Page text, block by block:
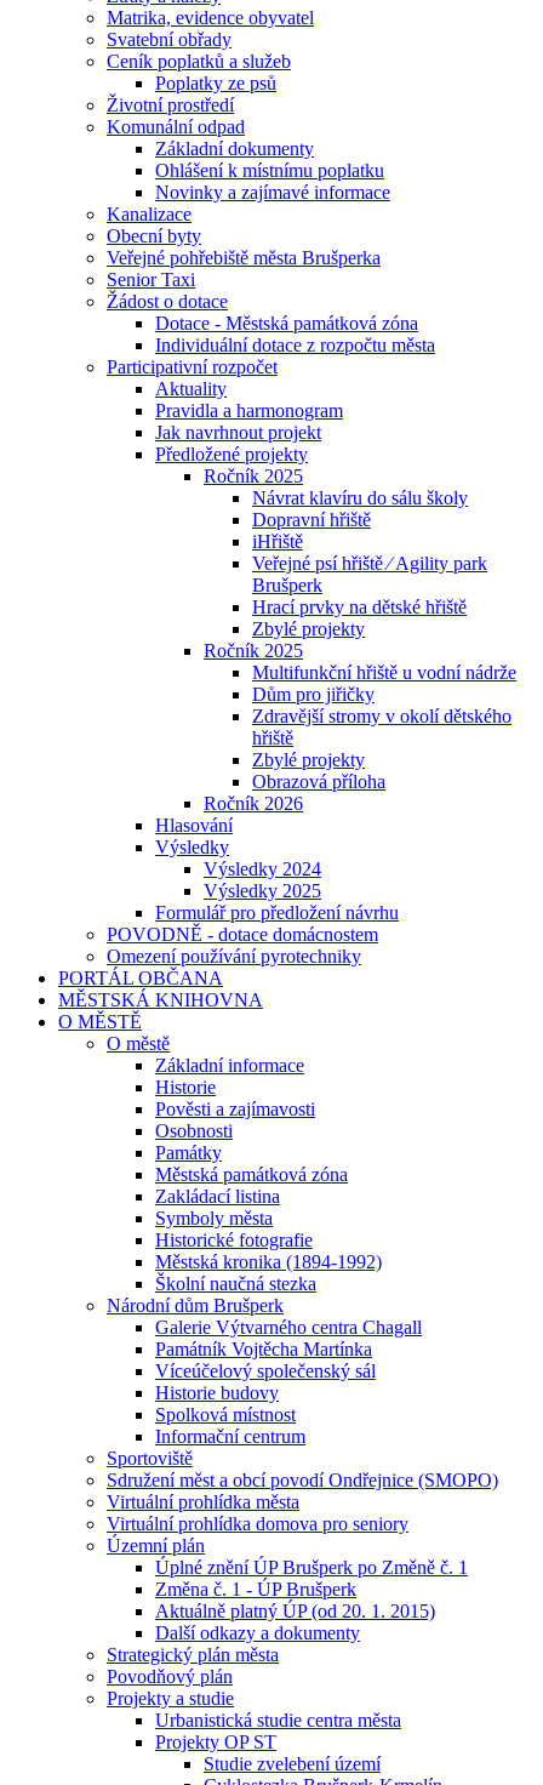
Matrika, evidence obyvatel
Svatební obřady
Ceník poplatků a služeb
Poplatky ze psů
Životní prostředí
Komunální odpad
Základní dokumenty
Ohlášení k místnímu poplatku
Novinky a zajímavé informace
Kanalizace
Obecní byty
Veřejné pohřebiště města Brušperka
Senior Taxi
Žádost o dotace
Dotace - Městská památková zóna
Individuální dotace z rozpočtu města
Participativní rozpočet
Aktuality
Pravidla a harmonogram
Jak navrhnout projekt
Předložené projekty
Ročník 2025
Návrat klavíru do sálu školy
Dopravní hřiště
iHřiště
Veřejné psí hřiště ⁄ Agility park
Brušperk
Hrací prvky na dětské hřiště
Zbylé projekty
Ročník 2025
Multifunkční hřiště u vodní nádrže
Dům pro jiřičky
Zdravější stromy v okolí dětského
hřiště
Zbylé projekty
Obrazová příloha
Ročník 2026
Hlasování
Výsledky
Výsledky 2024
Výsledky 2025
Formulář pro předložení návrhu
POVODNĚ - dotace domácnostem
Omezení používání pyrotechniky
PORTÁL OBČANA
MĚSTSKÁ KNIHOVNA
O MĚSTĚ
O městě
Základní informace
Historie
Pověsti a zajímavosti
Osobnosti
Památky
Městská památková zóna
Zakládací listina
Symboly města
Historické fotografie
Městská kronika (1894-1992)
Školní naučná stezka
Národní dům Brušperk
Galerie Výtvarného centra Chagall
Památník Vojtěcha Martínka
Víceúčelový společenský sál
Historie budovy
Spolková místnost
Informační centrum
Sportoviště
Sdružení měst a obcí povodí Ondřejnice (SMOPO)
Virtuální prohlídka města
Virtuální prohlídka domova pro seniory
Územní plán
Úplné znění ÚP Brušperk po Změně č. 1
Změna č. 1 - ÚP Brušperk
Aktuálně platný ÚP (od 20. 1. 2015)
Další odkazy a dokumenty
Strategický plán města
Povodňový plán
Projekty a studie
Urbanistická studie centra města
Projekty OP ST
Studie zvelebení území